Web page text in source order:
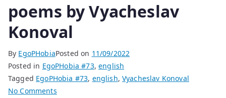
poems by Vyacheslav
Konoval
By EgoPHobiaPosted on 11/09/2022
Posted in EgoPHobia #73,english
Tagged EgoPHobia #73, english, Vyacheslav Konoval
No Commentson